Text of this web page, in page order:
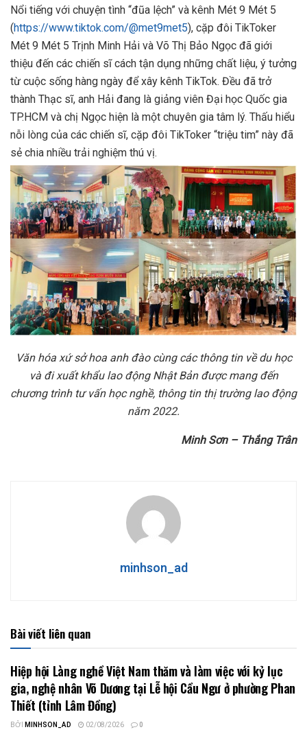
Nổi tiếng với chuyện tình “đũa lệch” và kênh Mét 9 Mét 5
(https://www.tiktok.com/@met9met5), cặp đôi TikToker
Mét 9 Mét 5 Trịnh Minh Hải và Võ Thị Bảo Ngọc đã giới
thiệu đến các chiến sĩ cách tận dụng những chất liệu, ý tưởng
từ cuộc sống hàng ngày để xây kênh TikTok. Đều đã trở
thành Thạc sĩ, anh Hải đang là giảng viên Đại học Quốc gia
TP.HCM và chị Ngọc hiện là một chuyên gia tâm lý. Thấu hiểu
nỗi lòng của các chiến sĩ, cặp đôi TikToker “triệu tim” này đã
sẻ chia nhiều trải nghiệm thú vị.
Văn hóa xứ sở hoa anh đào cùng các thông tin về du học
và đi xuất khẩu lao động Nhật Bản được mang đến
chương trình tư vấn học nghề, thông tin thị trường lao động
năm 2022.
Minh Sơn – Thắng Trân
minhson_ad
Bài viết liên quan
Hiệp hội Làng nghề Việt Nam thăm và làm việc với kỷ lục
gia, nghệ nhân Võ Dương tại Lễ hội Cầu Ngư ở phường Phan
Thiết (tỉnh Lâm Đồng)
BỞI MINHSON_AD 02/08/2026 0